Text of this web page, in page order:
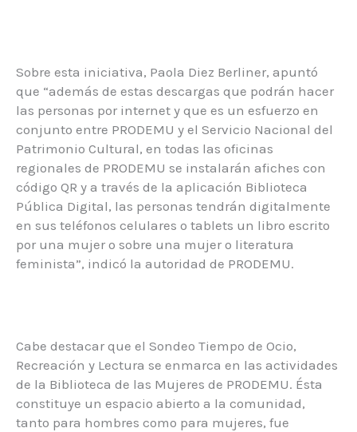
Sobre esta iniciativa, Paola Diez Berliner, apuntó
que “además de estas descargas que podrán hacer
las personas por internet y que es un esfuerzo en
conjunto entre PRODEMU y el Servicio Nacional del
Patrimonio Cultural, en todas las oficinas
regionales de PRODEMU se instalarán afiches con
código QR y a través de la aplicación Biblioteca
Pública Digital, las personas tendrán digitalmente
en sus teléfonos celulares o tablets un libro escrito
por una mujer o sobre una mujer o literatura
feminista”, indicó la autoridad de PRODEMU.
Cabe destacar que el Sondeo Tiempo de Ocio,
Recreación y Lectura se enmarca en las actividades
de la Biblioteca de las Mujeres de PRODEMU. Ésta
constituye un espacio abierto a la comunidad,
tanto para hombres como para mujeres, fue